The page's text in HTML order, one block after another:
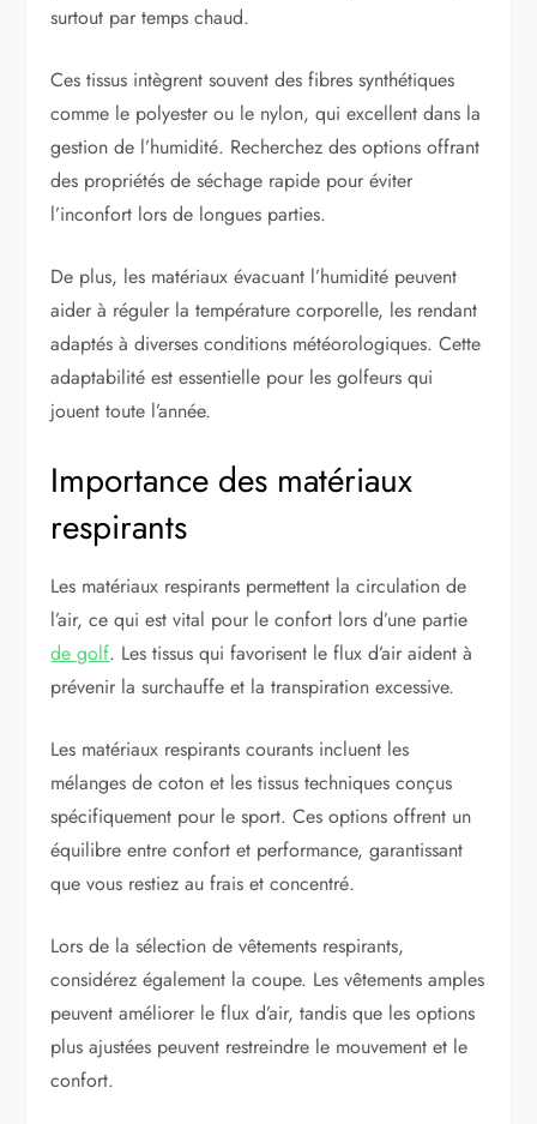
surtout par temps chaud.
Ces tissus intègrent souvent des fibres synthétiques
comme le polyester ou le nylon, qui excellent dans la
gestion de l’humidité. Recherchez des options offrant
des propriétés de séchage rapide pour éviter
l’inconfort lors de longues parties.
De plus, les matériaux évacuant l’humidité peuvent
aider à réguler la température corporelle, les rendant
adaptés à diverses conditions météorologiques. Cette
adaptabilité est essentielle pour les golfeurs qui
jouent toute l’année.
Importance des matériaux
respirants
Les matériaux respirants permettent la circulation de
l’air, ce qui est vital pour le confort lors d’une partie
de golf. Les tissus qui favorisent le flux d’air aident à
prévenir la surchauffe et la transpiration excessive.
Les matériaux respirants courants incluent les
mélanges de coton et les tissus techniques conçus
spécifiquement pour le sport. Ces options offrent un
équilibre entre confort et performance, garantissant
que vous restiez au frais et concentré.
Lors de la sélection de vêtements respirants,
considérez également la coupe. Les vêtements amples
peuvent améliorer le flux d’air, tandis que les options
plus ajustées peuvent restreindre le mouvement et le
confort.